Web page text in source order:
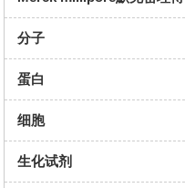
Benzonase 全能核酸酶
提取试剂盒
类器官培养基
抗体
细胞裂解与蛋白抽提
蛋白纯化与富集
分子
染料
试剂盒
蛋白
抗体
抗体对
细胞
培养基
生化试剂